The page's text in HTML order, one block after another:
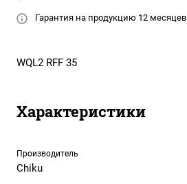
Гарантия на продукцию 12 месяцев
WQL2 RFF 35
Характеристики
Производитель
Chiku